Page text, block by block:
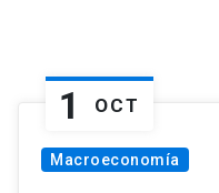
1 OCT
Macroeconomía